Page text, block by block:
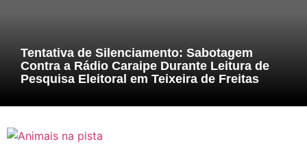
Tentativa de Silenciamento: Sabotagem
Contra a Rádio Caraipe Durante Leitura de
Pesquisa Eleitoral em Teixeira de Freitas